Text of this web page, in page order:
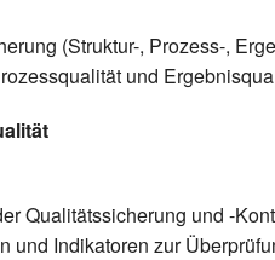
(Struktur-, Prozess-,
und
Qualitätssicherung und -
und Indikatoren zur